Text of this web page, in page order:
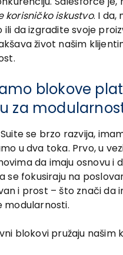
korisničko iskustvo. I da,
da izgradite svoje
život našim
blokove
za
se brzo razvija,
u dva toka. Prvo, u
da imaju osnovu i
se fokusiraju na
i prost – što znači da
modularnosti.
blokovi pružaju našim